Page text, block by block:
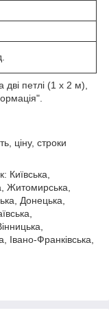
петлі (1 x 2 м),
ціну, строки
Київська,
Житомирська,
Донецька,
Івано-Франківська,